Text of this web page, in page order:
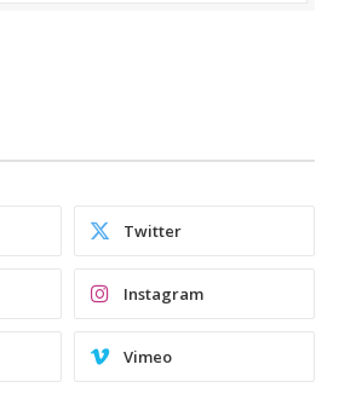
Twitter
Instagram
Vimeo